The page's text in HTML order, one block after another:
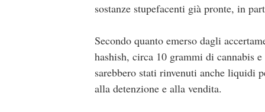
sostanze stupefacenti già pronte, in
Secondo quanto emerso dagli
hashish, circa 10 grammi di cannabis
sarebbero stati rinvenuti anche liquidi
alla detenzione e alla vendita.